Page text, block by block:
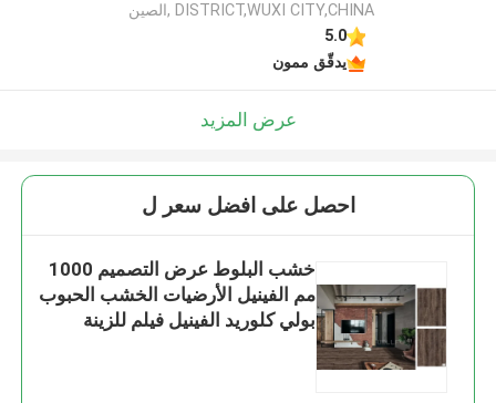
DISTRICT,WUXI CITY,CHINA ,الصين
5.0
يدقّق ممون
عرض المزيد
احصل على افضل سعر ل
خشب البلوط عرض التصميم 1000
مم الفينيل الأرضيات الخشب الحبوب
بولي كلوريد الفينيل فيلم للزينة